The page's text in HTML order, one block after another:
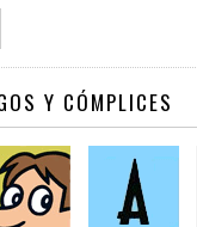
Y CÓMPLICES